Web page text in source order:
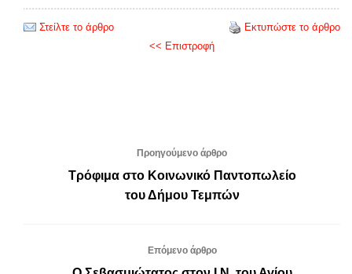
Στείλτε το άρθρο
Εκτυπώστε το άρθρο
<< Επιστροφή
Προηγούμενο άρθρο
Τρόφιμα στο Κοινωνικό Παντοπωλείο
του Δήμου Τεμπών
Επόμενο άρθρο